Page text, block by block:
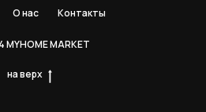
О нас Контакты
MARKET
на верх